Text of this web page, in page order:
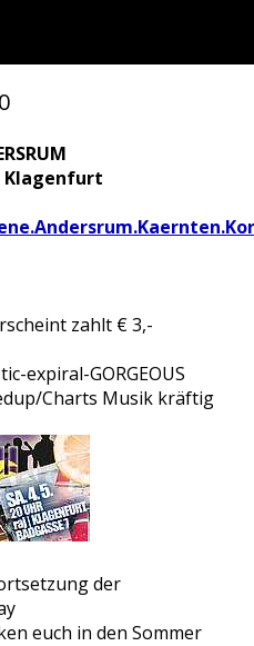
Klagenfurt
zahlt € 3,-
expiral-GORGEOUS
Charts Musik kräftig
der
euch in den Sommer